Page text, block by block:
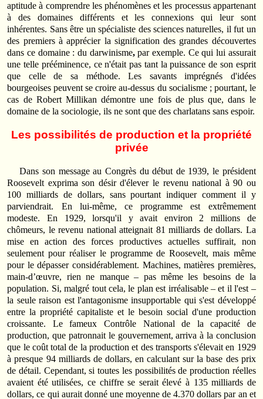
aptitude à comprendre les phénomènes et les processus appartenant
à des domai­nes différents et les connexions qui leur sont
inhérentes. Sans être un spécialiste des sciences naturelles, il fut un
des premiers à apprécier la signification des grandes découvertes
dans ce domaine : du darwi­nisme,par exemple. Ce qui lui assurait
une telle prééminence, ce n'était pas tant la puissance de son esprit
que celle de sa méthode. Les savants imprégnés d'idées
bourgeoises peuvent se croire au-dessus du socialisme ; pourtant, le
cas de Robert Millikan démontre une fois de plus que, dans le
domaine de la sociologie, ils ne sont que des charlatans sans espoir.
Les possibilités de production et la propriété
privée
Dans son message au Congrès du début de 1939, le président
Roosevelt exprima son désir d'élever le revenu national à 90 ou
100 milliards de dollars, sans pourtant indiquer comment il y
parviendrait. En lui-même, ce programme est extrêmement
modeste. En 1929, lorsqu'il y avait environ 2 millions de
chômeurs, le revenu national atteignait 81 milliards de dollars. La
mise en action des forces productives actuelles suffirait, non
seulement pour réaliser le programme de Roosevelt, mais même
pour le dépasser considérablement. Machines, matières premières,
main-d’œuvre, rien ne manque – pas même les besoins de la
population. Si, malgré tout cela, le plan est irréalisable – et il l'est –
la seule raison est l'antagonisme insupportable qui s'est développé
entre la pro­priété capitaliste et le besoin social d'une production
croissante. Le fameux Contrôle National de la capacité de
production, que patronnait le gouvernement, arriva à la conclusion
que le coût total de la production et des transports s'élevait en 1929
à presque 94 milliards de dollars, en calculant sur la base des prix
de détail. Cependant, si toutes les possibi­lités de production réelles
avaient été utilisées, ce chiffre se serait élevé à 135 milliards de
dollars, ce qui aurait donné une moyenne de 4.370 dollars par an et